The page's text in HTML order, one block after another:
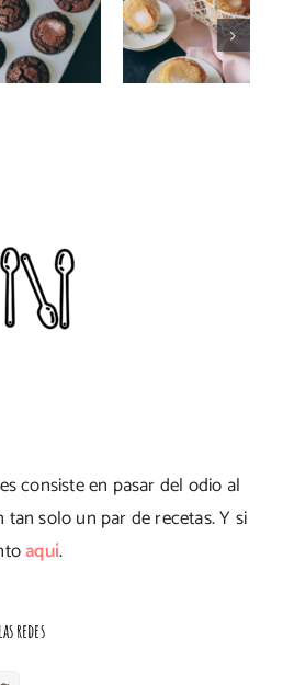
de cacao
Magdalenas
de anís
consiste en pasar del odio al
solo un par de recetas. Y si
aquí.
redes